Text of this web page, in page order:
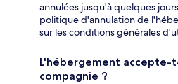
annulées jusqu'à quelques
politique d'annulation de
sur les conditions générales
L'hébergement accepte-
compagnie ?